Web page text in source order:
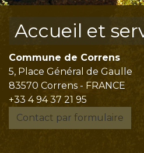
Accueil et
Commune de Correns
5, Place Général de Gaulle
83570 Correns - FRANCE
+33 4 94 37 21 95
Contact par formulaire